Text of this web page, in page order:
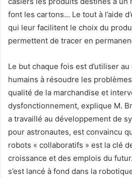
font les cartons… Le tout à l’aide
qui leur facilitent le choix du
permettent de tracer en
Le but chaque fois est d’utiliser
humains à résoudre les
qualité de la marchandise et
dysfonctionnement, explique M.
a travaillé au développement de
pour astronautes, est convaincu
robots « collaboratifs » est la clé
croissance et des emplois du
s’est lancé à fond dans la